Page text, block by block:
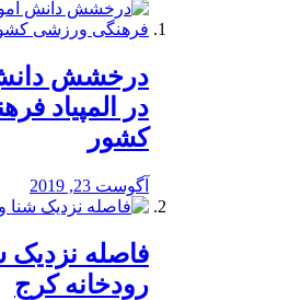
درخشش دانش
در المپیاد
کشور
آگوست 23, 2019
️فاصله نزدیک
رودخانه کرج